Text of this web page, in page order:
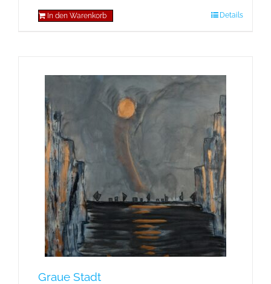
In den Warenkorb Details
Graue Stadt